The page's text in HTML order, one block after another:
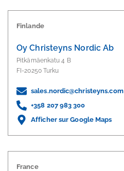
Finlande
Oy Christeyns Nordic Ab
Pitkämäenkatu 4 B
FI-20250 Turku
sales.nordic@christeyns.com
+358 207 983 300
Afficher sur Google Maps
France